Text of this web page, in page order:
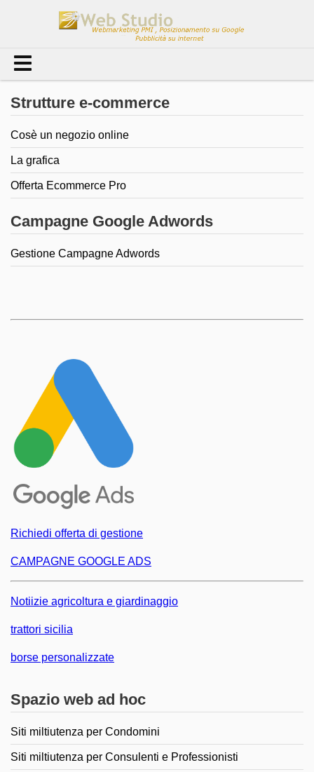
Strutture e-commerce
Cosè un negozio online
La grafica
Offerta Ecommerce Pro
Campagne Google Adwords
Gestione Campagne Adwords
Richiedi offerta di gestione
CAMPAGNE GOOGLE ADS
Notiizie agricoltura e giardinaggio
trattori sicilia
borse personalizzate
Spazio web ad hoc
Siti miltiutenza per Condomini
Siti miltiutenza per Consulenti e Professionisti